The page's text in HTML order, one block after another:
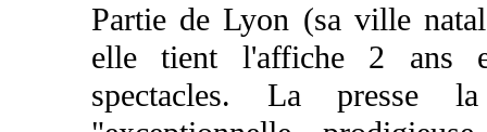
Partie de Lyon (sa ville
elle tient l'affiche 2 ans
spectacles. La presse